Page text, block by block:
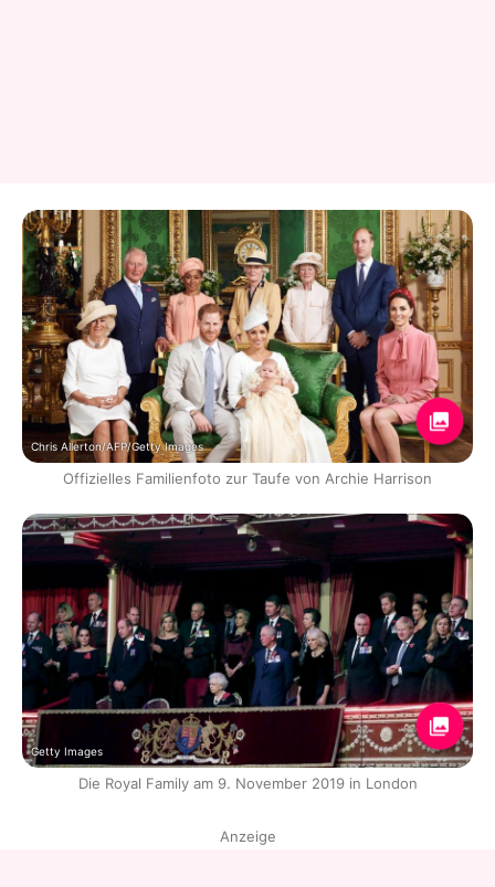
Chris Allerton/AFP/Getty Images
Offizielles Familienfoto zur Taufe von Archie Harrison
Getty Images
Die Royal Family am 9. November 2019 in London
Anzeige